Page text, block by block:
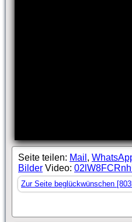
Seite teilen: Mail ,
Bilder Video:
Zur Seite beglückwünschen